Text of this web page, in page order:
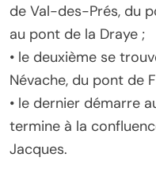
de Val-des-Prés, du
au pont de la Draye ;
• le deuxième se
Névache, du pont de
• le dernier démarre
termine à la
Jacques.